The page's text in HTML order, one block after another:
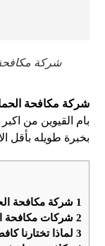
شركة
شركة مكافحة
بام القيوين من
بخبرة طويله بأقل
1 شركة مكافحة
2 شركات مكافحة
3 لماذا تختارنا